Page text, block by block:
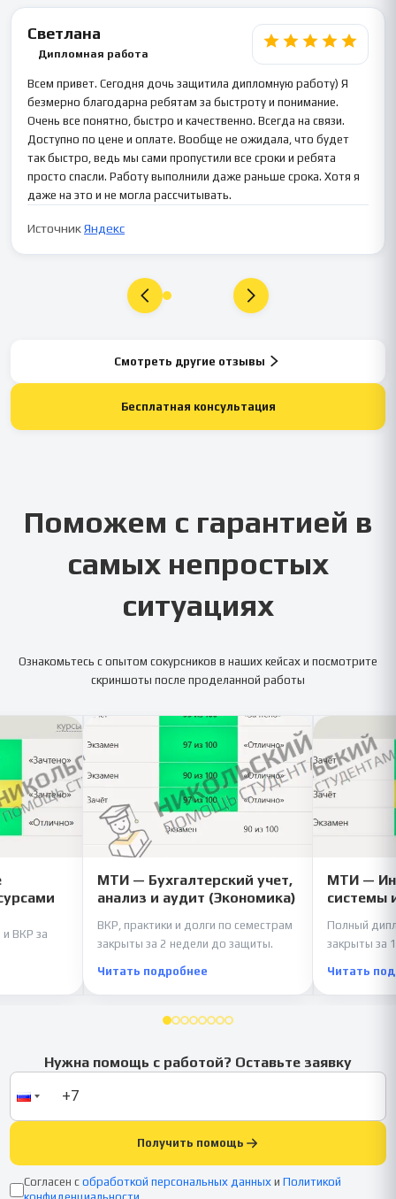
Светлана
Дипломная работа
Всем привет. Сегодня дочь защитила дипломную работу) Я
безмерно благодарна ребятам за быстроту и понимание.
Очень все понятно, быстро и качественно. Всегда на связи.
Доступно по цене и оплате. Вообще не ожидала, что будет
так быстро, ведь мы сами пропустили все сроки и ребята
просто спасли. Работу выполнили даже раньше срока. Хотя я
даже на это и не могла рассчитывать.
ИсточникЯндекс
Смотреть другие отзывы
Бесплатная консультация
Поможем с гарантией в
самых непростых
ситуациях
Ознакомьтесь с опытом сокурсников в наших кейсах и посмотрите
скриншоты после проделанной работы
и ВКР за
МТИ — Бухгалтерский учет,
анализ и аудит (Экономика)
ВКР, практики и долги по семестрам
закрыты за 2 недели до защиты.
Читать подробнее
МТИ —
системы
Полный
закрыты за
Читать
Нужна помощь с работой? Оставьте заявку
Получить помощь
Согласен с обработкой персональных данных и Политикой